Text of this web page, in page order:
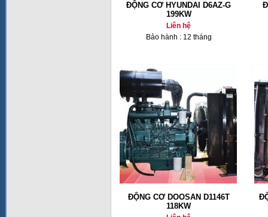
ĐỘNG CƠ HYUNDAI D6AZ-G
199KW
Liên hệ
Bảo hành : 12 tháng
ĐỘNG CƠ DOOSAN D1146T
118KW